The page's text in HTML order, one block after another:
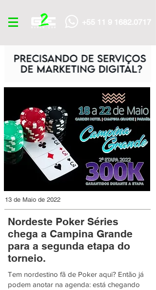
+55 11 9 1682.0717
13 de Maio de 2022
Nordeste Poker Séries
chega a Campina Grande
para a segunda etapa do
torneio.
Tem nordestino fã de Poker aqui? Então já
podem anotar na agenda: está chegando